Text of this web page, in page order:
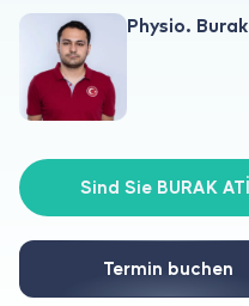
Über uns
Für Patienten
Für Ärzte
Physio.
Sind Sie BURAK
Termin buchen